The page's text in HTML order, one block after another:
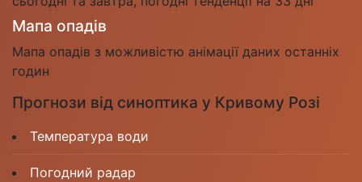
Мапа опадів
Мапа опадів з можливістю анімації даних останніх
годин
Прогнози від синоптика у Кривому Розі
Температура води
Погодний радар